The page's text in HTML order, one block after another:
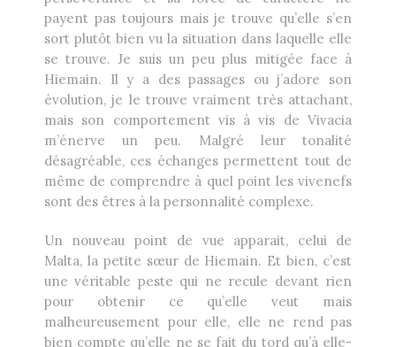
payent pas toujours mais je trouve qu’elle s’en
sort plutôt bien vu la situation dans laquelle elle
se trouve. Je suis un peu plus mitigée face à
Hiemain. Il y a des passages ou j’adore son
évolution, je le trouve vraiment très attachant,
mais son comportement vis à vis de Vivacia
m’énerve un peu. Malgré leur tonalité
désagréable, ces échanges permettent tout de
même de comprendre à quel point les vivenefs
sont des êtres à la personnalité complexe.
Un nouveau point de vue apparait, celui de
Malta, la petite sœur de Hiemain. Et bien, c’est
une véritable peste qui ne recule devant rien
pour obtenir ce qu’elle veut mais
malheureusement pour elle, elle ne rend pas
bien compte qu’elle ne se fait du tord qu’à elle-